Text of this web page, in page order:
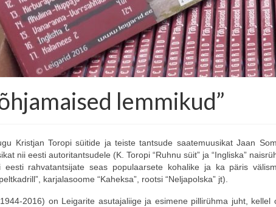
lemmikud”
Kristjan Toropi süitide ja teiste tantsude saatemuusikat Jaan
nii eesti autoritantsudele (K. Toropi “Ruhnu süit” ja “Ingliska”
eesti rahvatantsijate seas populaarsete kohalike ja ka päris
karjalasoome “Kaheksa”, rootsi “Neljapolska” jt).
2016) on Leigarite asutajaliige ja esimene pillirühma juht, kellel